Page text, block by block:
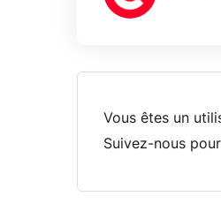
Vous êtes un
Suivez-nous